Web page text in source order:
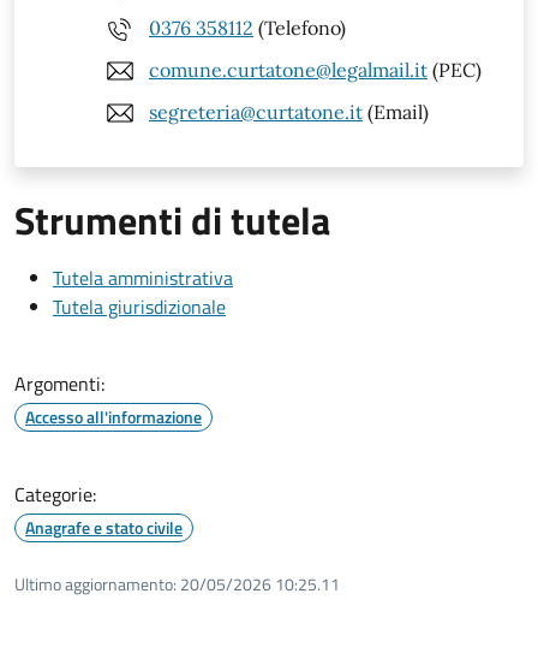
0376 358112 (Telefono)
comune.curtatone@legalmail.it (PEC)
segreteria@curtatone.it (Email)
Strumenti di tutela
Tutela amministrativa
Tutela giurisdizionale
Argomenti:
Accesso all'informazione
Categorie:
Anagrafe e stato civile
Ultimo aggiornamento: 20/05/2026 10:25.11